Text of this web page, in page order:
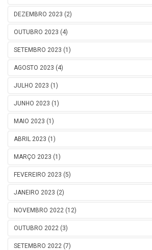
DEZEMBRO 2023 (2)
OUTUBRO 2023 (4)
SETEMBRO 2023 (1)
AGOSTO 2023 (4)
JULHO 2023 (1)
JUNHO 2023 (1)
MAIO 2023 (1)
ABRIL 2023 (1)
MARÇO 2023 (1)
FEVEREIRO 2023 (5)
JANEIRO 2023 (2)
NOVEMBRO 2022 (12)
OUTUBRO 2022 (3)
SETEMBRO 2022 (7)